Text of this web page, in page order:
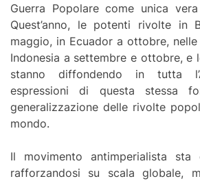
Guerra Popolare come unica vera
Quest’anno, le potenti rivolte in
maggio, in Ecuador a ottobre,
Indonesia a settembre e ottobre, e
stanno diffondendo in tutta
espressioni di questa stessa
generalizzazione delle rivolte
mondo.
Il movimento antimperialista sta
rafforzandosi su scala globale,